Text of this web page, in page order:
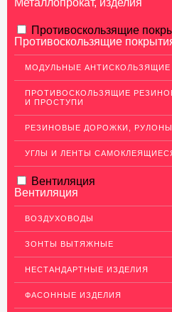
Металлопрокат, изделия
АЛЮМИНИЕВЫЙ ПРОКАТ
НЕРЖАВЕЮЩАЯ СТАЛЬ
МЕДНЫЙ ПРОКАТ
ЛАТУННЫЙ ПРОКАТ
ДЕКОР НЕРЖАВЕЙКА
ОГРАЖДЕНИЯ ДЛЯ ЛЕСТНИЦ
ЭЛЕКТРОДЫ
ДЕКОРАТИВНЫЙ УГОЛОК
Уголок латунный декоративный
Уголок медный декоративный
Уголок алюминиевый декоративный
Противоскользящие
Противоскользящие
МОДУЛЬНЫЕ
ПРОТИВОСКОЛЬЗЯЩИЕ
И ПРОСТУПИ
РЕЗИНОВЫЕ ДОРОЖКИ,
УГЛЫ И ЛЕНТЫ
Вентиляция
Вентиляция
ВОЗДУХОВОДЫ
ЗОНТЫ ВЫТЯЖНЫЕ
НЕСТАНДАРТНЫЕ ИЗДЕЛИЯ
ФАСОННЫЕ ИЗДЕЛИЯ